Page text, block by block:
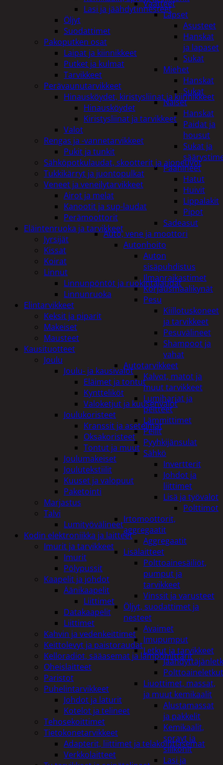
Vaatteet
Lapset
Asusteet
Hanskat
ja lapaset
Sukat
Miehet
Hanskat
Sukat
Naiset
Hanskat
Paidat ja
housut
Sukat ja
Päähineet
Hatut
Huivit
Lippalakit
Pipot
Sadeasut
Auto, vene ja moottori
Autonhoito
Auton
sisäpuhdistus
Ilmanraikastimet
Korjausmaalikynät
Pesu
Kiillotuskoneet
ja tarvikkeet
Pesuvälineet
Shampoot ja
vahat
Autotarvikkeet
Kalvot, matot ja
muut tarvikkeet
Lumiharjat ja
peitteet
Lämmittimet
Peilit
Pyyhkijänsulat
Sähkö
Invertterit
Johdot ja
liittimet
Lisä ja työvalot
Polttimot
Irtomoottorit,
aggregaatit
Aggregaatit
Lisälaitteet
Polttoainesäiliöt,
pumput ja
tarvikkeet
Vinssit ja varusteet
Öljyt, suodattimet ja
nesteet
Avaimet
Imupumput
Letkut ja tarvikkeet
Polttoaineletkut
Liuottimet, massat,
ja muut kemikaalit
Alustamassat
ja pakkelit
Kemikaalit,
sprayt ja
silikonit
Lasi ja
Lasi ja jäähdytinnesteet
Öljyt
Suodattimet
Pakoputken osat
Laipat ja kiinnikkeet
Putket ja kulmat
Tarvikkeet
Perävaunutarvikkeet
Hinausköydet, kiristysliinat ja kiinnikkeet
Hinausköydet
Kiristysliinat ja tarvikkeet
Valot
Rengas ja -vannetarvikkeet
Pukit ja tunkit
Sähköpotkulaudat, skootterit ja ajoneuvot
Tukkikärryt ja juontopulkat
Veneet ja veneilytarvikkeet
Airot ja melat
Kanootit ja sup-laudat
Perämoottorit
Eläintenruoka ja tarvikkeet
Jyrsijät
Kissat
Koirat
Linnut
Linnunpöntöt ja ruokintalaudat
Linnunruoka
Elintarvikkeet
Keksit ja piparit
Makeiset
Mausteet
Kausituotteet
Joulu
Joulu- ja kausivalot
Eläimet ja tontut
Kyntteliköt
Valoketjut ja kuusenvalot
Joulukoristeet
Kranssit ja asetelmat
Oksakoristeet
Tontut ja muut
Joulumakeiset
Joulutekstiilit
Kuuset ja valopuut
Paketointi
Marjastus
Talvi
Lumityövälineet
Kodin elektroniikka ja laitteet
Imurit ja tarvikkeet
Imurit
Pölypussit
Kaapelit ja johdot
Äänikaapelit
Liittimet
Datakaapelit
Liittimet
Kahvin ja vedenkeittimet
Keittolevyt ja paistoraudat
Kelloradiot, sääasemat ja lämpömittarit
Oheislaitteet
Paristot
Puhelintarvikkeet
Johdot ja laturit
Kotelot ja telineet
Tehosekoittimet
Tietokonetarvikkeet
Adapterit, liittimet ja telakointiasemat
Verkkolaitteet